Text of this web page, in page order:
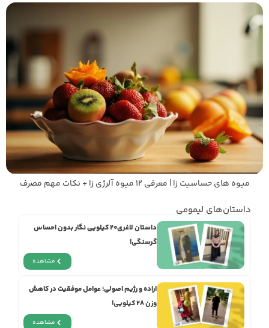
میوه های حساسیت زا | معرفی 12 میوه آلرژی زا + نکات مهم مصرف
داستان‌های لیمومی
داستان لاغری۲۰ کیلویی نگار بدون احساس
گرسنگی!
مشاهده
اراده و رژيم اصولی؛ عوامل موفقیت در کاهش
وزن ۲۸ کیلویی!
مشاهده